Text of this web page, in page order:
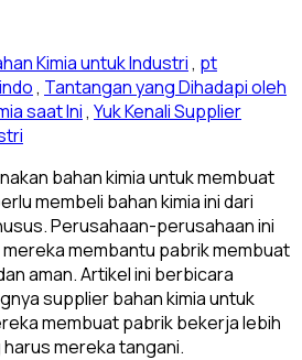
Kimia untuk Industri, pt
, Tantangan yang Dihadapi oleh
saat Ini, Yuk Kenali Supplier
bahan kimia untuk membuat
membeli bahan kimia ini dari
Perusahaan-perusahaan ini
membantu pabrik membuat
aman. Artikel ini berbicara
supplier bahan kimia untuk
membuat pabrik bekerja lebih
harus mereka tangani.